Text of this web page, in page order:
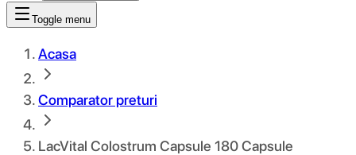
Toggle menu
Acasa
Comparator preturi
LacVital Colostrum Capsule 180 Capsule